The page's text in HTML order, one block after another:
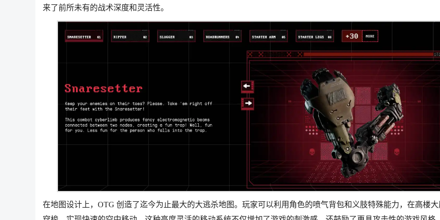
来了前所未有的战术深度和灵活性。
在地图设计上，OTG 创造了迄今为止最大的大逃杀地图。玩家可以利用角色的喷气背包和义肢特殊能力，在高楼